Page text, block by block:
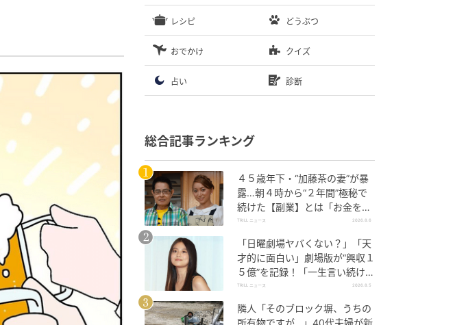
レシピ どうぶつ
おでかけ クイズ
占い 診断
総合記事ランキング
４５歳年下・“加藤茶の妻”が暴
露…朝４時から“２年間”極秘で
続けた【副業】とは「お金を稼
ぐのって大変」
TRILL ニュース 2026.8.6
「日曜劇場ヤバくない？」「天
才的に面白い」劇場版が“興収１
５億”を記録！「一生言い続け
る」放送後も続く“切望の声”
TRILL ニュース 2026.8.5
隣人「そのブロック塀、うちの
所有物ですが…」40代夫婦が新